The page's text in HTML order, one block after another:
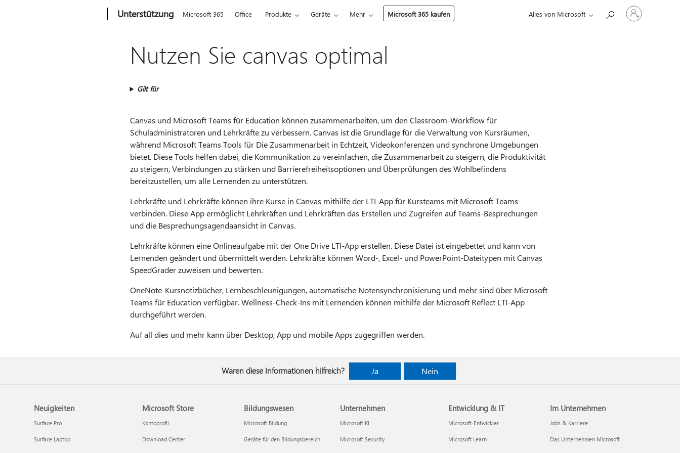
Unterstützung Microsoft 365 Office Produkte Geräte Mehr Microsoft 365 kaufen Alles von Microsoft
Bei
Ihrem
Konto
Nutzen Sie canvas optimal
Gilt für
Canvas und Microsoft Teams für Education können zusammenarbeiten, um den Classroom-Workflow für
Schuladministratoren und Lehrkräfte zu verbessern. Canvas ist die Grundlage für die Verwaltung von Kursräumen,
während Microsoft Teams Tools für Die Zusammenarbeit in Echtzeit, Videokonferenzen und synchrone Umgebungen
bietet. Diese Tools helfen dabei, die Kommunikation zu vereinfachen, die Zusammenarbeit zu steigern, die Produktivität
zu steigern, Verbindungen zu stärken und Barrierefreiheitsoptionen und Überprüfungen des Wohlbefindens
bereitzustellen, um alle Lernenden zu unterstützen.
Lehrkräfte und Lehrkräfte können ihre Kurse in Canvas mithilfe der LTI-App für Kursteams mit Microsoft Teams
verbinden. Diese App ermöglicht Lehrkräften und Lehrkräften das Erstellen und Zugreifen auf Teams-Besprechungen
und die Besprechungsagendaansicht in Canvas.
Lehrkräfte können eine Onlineaufgabe mit der One Drive LTI-App erstellen. Diese Datei ist eingebettet und kann von
Lernenden geändert und übermittelt werden. Lehrkräfte können Word-, Excel- und PowerPoint-Dateitypen mit Canvas
SpeedGrader zuweisen und bewerten.
OneNote-Kursnotizbücher, Lernbeschleunigungen, automatische Notensynchronisierung und mehr sind über Microsoft
Teams für Education verfügbar. Wellness-Check-Ins mit Lernenden können mithilfe der Microsoft Reflect LTI-App
durchgeführt werden.
Auf all dies und mehr kann über Desktop, App und mobile Apps zugegriffen werden.
Waren diese Informationen hilfreich? Ja Nein
Neuigkeiten
Surface Pro
Surface Laptop
Microsoft Store
Kontoprofil
Download Center
Bildungswesen
Microsoft Bildung
Geräte für den Bildungsbereich
Unternehmen
Microsoft KI
Microsoft Security
Entwicklung & IT
Microsoft-Entwickler
Microsoft Learn
Im Unternehmen
Jobs & Karriere
Das Unternehmen Microsoft